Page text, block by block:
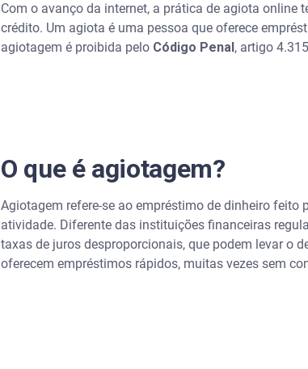
Agiotagem é crime
Riscos da agiotagem online
Como pesquisar, comparar e contratar empréstimo
Com o avanço da internet, a prática de agiota online
crédito. Um agiota é uma pessoa que oferece
agiotagem é proibida pelo Código Penal, artigo
O que é agiotagem?
Agiotagem refere-se ao empréstimo de dinheiro
atividade. Diferente das instituições financeiras
taxas de juros desproporcionais, que podem levar o
oferecem empréstimos rápidos, muitas vezes sem